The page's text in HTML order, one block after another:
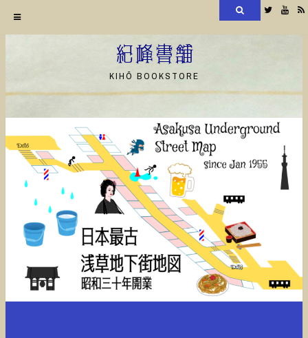
ン
ツ
へ
Twitter
紀峰書舗
KIHŌ BOOKSTORE